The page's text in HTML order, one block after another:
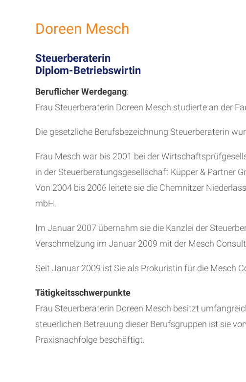
Doreen Mesch
Steuerberaterin
Diplom-Betriebswirtin
Beruflicher Werdegang:
Frau Steuerberaterin Doreen Mesch studierte an der
Die gesetzliche Berufsbezeichnung Steuerberaterin
Frau Mesch war bis 2001 bei der
in der Steuerberatungsgesellschaft Küpper & Partner
Von 2004 bis 2006 leitete sie die Chemnitzer
mbH.
Im Januar 2007 übernahm sie die Kanzlei der
Verschmelzung im Januar 2009 mit der Mesch
Seit Januar 2009 ist Sie als Prokuristin für die Mesch
Tätigkeitsschwerpunkte
Frau Steuerberaterin Doreen Mesch besitzt
steuerlichen Betreuung dieser Berufsgruppen ist sie
Praxisnachfolge beschäftigt.